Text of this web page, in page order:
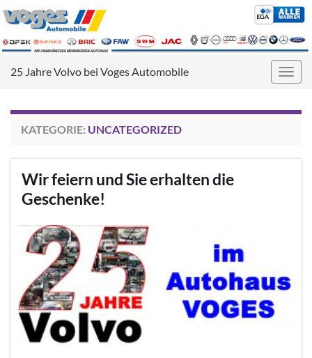
25 Jahre Volvo bei Voges Automobile
KATEGORIE: UNCATEGORIZED
Wir feiern und Sie erhalten die
Geschenke!